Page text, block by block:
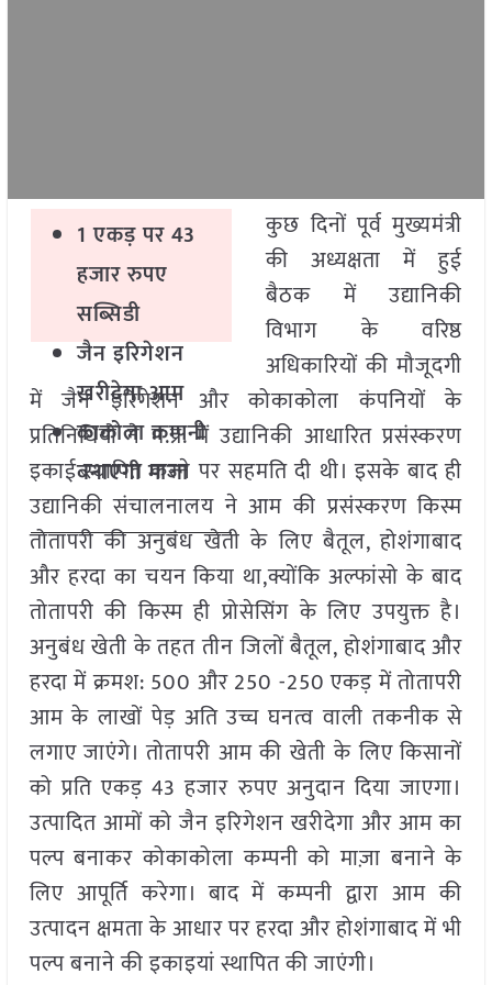
1 एकड़ पर 43
हजार रुपए
सब्सिडी
जैन इरिगेशन
खरीदेगा आम
काकोला कम्पनी
बनाएगी माजा
कुछ दिनों पूर्व मुख्यमंत्री
की अध्यक्षता में हुई
बैठक में उद्यानिकी
विभाग के वरिष्ठ
अधिकारियों की मौजूदगी
में जैन इरिगेशन और कोकाकोला कंपनियों के
प्रतिनिधियों ने म.प्र. में उद्यानिकी आधारित प्रसंस्करण
इकाई स्थापित करने पर सहमति दी थी। इसके बाद ही
उद्यानिकी संचालनालय ने आम की प्रसंस्करण किस्म
तोतापरी की अनुबंध खेती के लिए बैतूल, होशंगाबाद
और हरदा का चयन किया था,क्योंकि अल्फांसो के बाद
तोतापरी की किस्म ही प्रोसेसिंग के लिए उपयुक्त है।
अनुबंध खेती के तहत तीन जिलों बैतूल, होशंगाबाद और
हरदा में क्रमश: 500 और 250 -250 एकड़ में तोतापरी
आम के लाखों पेड़ अति उच्च घनत्व वाली तकनीक से
लगाए जाएंगे। तोतापरी आम की खेती के लिए किसानों
को प्रति एकड़ 43 हजार रुपए अनुदान दिया जाएगा।
उत्पादित आमों को जैन इरिगेशन खरीदेगा और आम का
पल्प बनाकर कोकाकोला कम्पनी को माज़ा बनाने के
लिए आपूर्ति करेगा। बाद में कम्पनी द्वारा आम की
उत्पादन क्षमता के आधार पर हरदा और होशंगाबाद में भी
पल्प बनाने की इकाइयां स्थापित की जाएंगी।